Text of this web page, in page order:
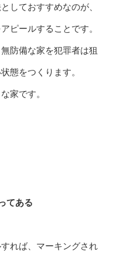
しておすすめなのが、
ピールすることです。
防備な家を犯罪者は狙
態をつくります。
家です。
てある
れば、マーキングされ